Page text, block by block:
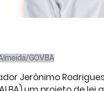
GOVBA
Jerônimo